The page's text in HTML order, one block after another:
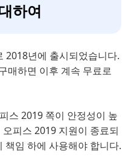
하여
2018년에 출시되었습니다.
매하면 이후 계속 무료로
스 2019 쪽이 안정성이 높
피스 2019 지원이 종료되
책임 하에 사용해야 합니다.